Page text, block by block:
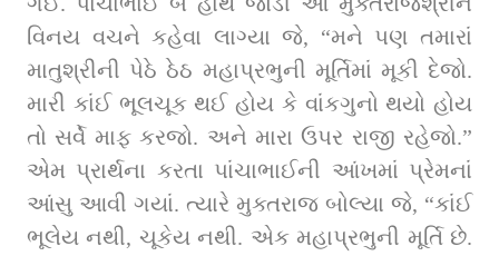
વિનય વચને કહેવા લાગ્યા જે, “મને પણ તમારાં
માતુશ્રીની પેઠે ઠેઠ મહાપ્રભુની મૂર્તિમાં મૂકી દેજો.
મારી કાંઈ ભૂલચૂક થઈ હોય કે વાંકગુનો થયો હોય
તો સર્વે માફ કરજો. અને મારા ઉપર રાજી રહેજો.”
એમ પ્રાર્થના કરતા પાંચાભાઈની આંખમાં પ્રેમનાં
આંસુ આવી ગયાં. ત્યારે મુક્તરાજ બોલ્યા જે, “કાંઈ
ભૂલેય નથી, ચૂકેય નથી. એક મહાપ્રભુની મૂર્તિ છે.